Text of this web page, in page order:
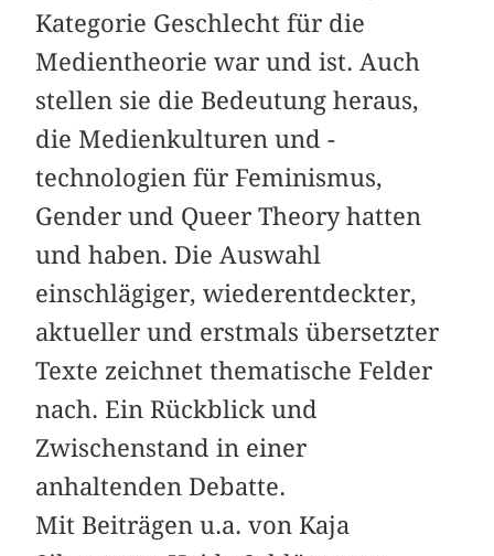
Kategorie Geschlecht für die
Medientheorie war und ist. Auch
stellen sie die Bedeutung heraus,
die Medienkulturen und -
technologien für Feminismus,
Gender und Queer Theory hatten
und haben. Die Auswahl
einschlägiger, wiederentdeckter,
aktueller und erstmals übersetzter
Texte zeichnet thematische Felder
nach. Ein Rückblick und
Zwischenstand in einer
anhaltenden Debatte.
Mit Beiträgen u.a. von Kaja